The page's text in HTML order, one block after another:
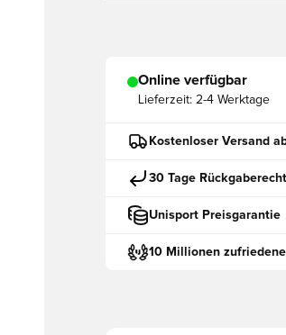
Online verfügbar
Lieferzeit: 2-4 Werktage
Kostenloser Versand
30 Tage Rückgaberecht
Unisport Preisgarantie
10 Millionen